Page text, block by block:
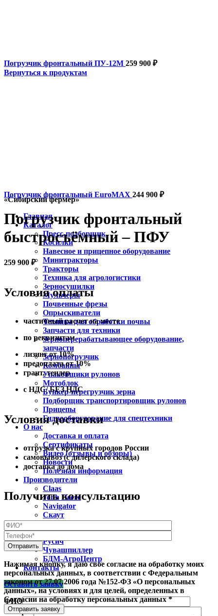
«Сибирский фермер»
Главная
Каталог
Пресс-подборщик
Косилки
Навесное и прицепное оборудование
Минитракторы
Тракторы
Техника для агрологистики
Зерносушилки
Мульчеры
Почвенные фрезы
Опрыскиватели
Техника для обработки почвы
Запчасти для техники
Зерноперерабатывающее оборудование,
запчасти
Зернопогрузчик
Комбайны
Упаковщики рулонов
Мотоблок
Бункер-перегрузчик зерна
Подборщик транспортировщик рулонов
Прицепы
Гидрооборудование для спецтехники
О нас
Доставка и оплата
Сертификаты
Видео (отзывы и обзоры)
Новости
Полезная информация
Производители
Claas
Jonh Deere
Navigator
Скаут
Лилиани
Унисибмаш
Русич
Чувашпиллер
БДМ-АгроЦентр
Контакты
Оставить заявку
ФИО
Телефон
Погрузчик фронтальный ПУ-12М 259 900 ₽
Вернуться к продуктам
Погрузчик фронтальный EuroMAX 244 900 ₽
Погрузчик фронтальный
быстросъёмный – ПФУ
259 900 ₽
Условия оплаты
частичный расчет на месте
по реквизитам
лизинг от 10%
предоплата от 10%
грант, тендер
с НДС/ БЕЗ НДС
Условия доставки
отгрузка с крупных городов России
самовывоз (с дилерского склада)
доставка до дома
Получить консультацию
Нажимая кнопку, я даю свое согласие на обработку моих
персональных данных, в соответствии с Федеральным
законом от 27.07.2006 года №152-ФЗ «О персональных
данных», на условиях и для целей, определенных в
Согласии на обработку персональных данных *
Отправить заявку